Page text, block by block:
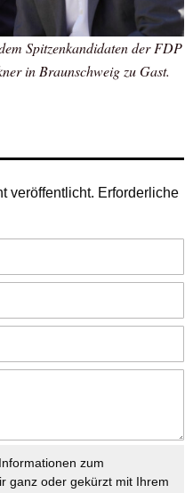
Spitzenkandidaten der FDP
in Braunschweig zu Gast.
veröffentlicht. Erforderliche
zum
ganz oder gekürzt mit Ihrem